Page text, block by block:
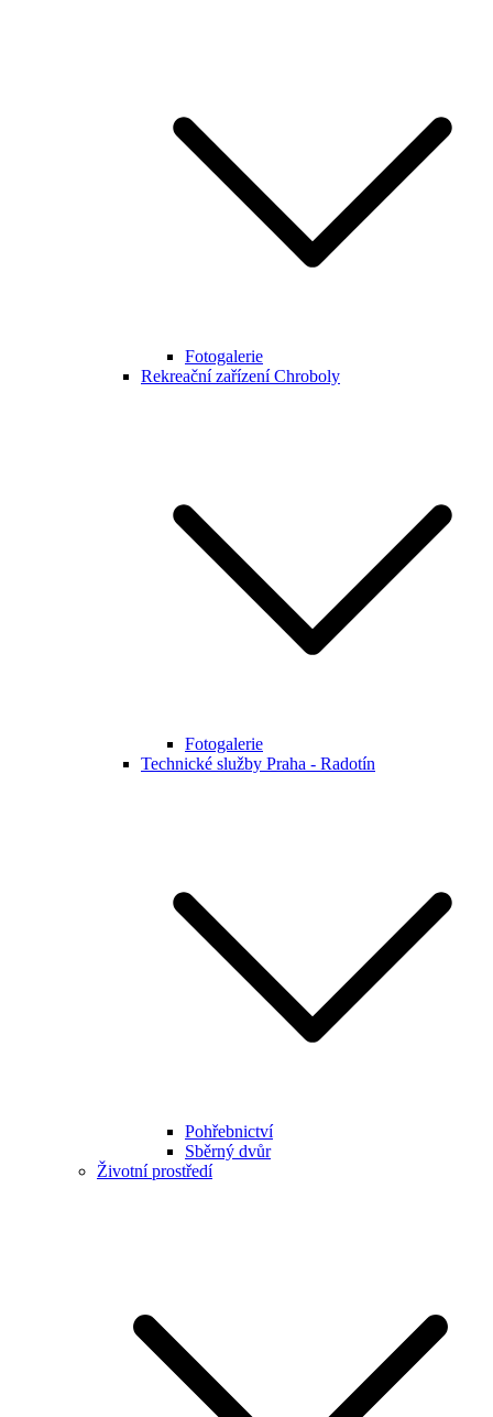
Fotogalerie
Rekreační zařízení Chroboly
Fotogalerie
Technické služby Praha - Radotín
Pohřebnictví
Sběrný dvůr
Životní prostředí